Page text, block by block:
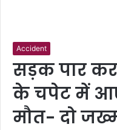
Accident
सड़क पार
के चपेट में
मौत- दो